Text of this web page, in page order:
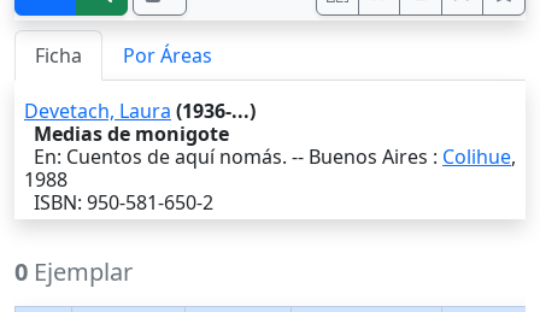
Ficha Por Áreas
Devetach, Laura (1936-...)
Medias de monigote
En: Cuentos de aquí nomás. -- Buenos Aires : Colihue,
1988
ISBN: 950-581-650-2
0 Ejemplar